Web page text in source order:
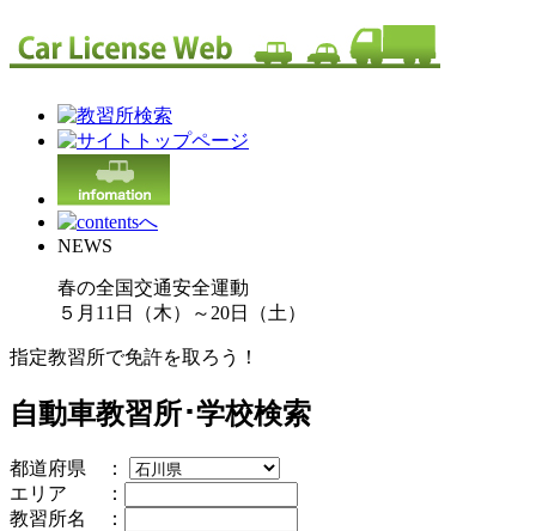
NEWS
春の全国交通安全運動
５月11日（木）～20日（土）
指定教習所で免許を取ろう！
自動車教習所･学校検索
都道府県 ：
エリア ：
教習所名 ：